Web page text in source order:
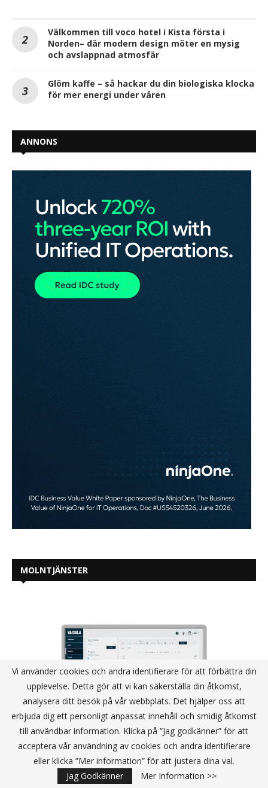
Välkommen till voco hotel i Kista första i
Norden– där modern design möter en mysig
och avslappnad atmosfär
Glöm kaffe – så hackar du din biologiska klocka
för mer energi under våren
ANNONS
MOLNTJÄNSTER
Ny Vaisala-lösning hjälper nu life
Vi använder cookies och andra identifierare för att förbättra din
upplevelse. Detta gör att vi kan säkerställa din åtkomst,
analysera ditt besök på vår webbplats. Det hjälper oss att
erbjuda dig ett personligt anpassat innehåll och smidig åtkomst
till användbar information. Klicka på ”Jag godkänner” för att
acceptera vår användning av cookies och andra identifierare
eller klicka ”Mer information” för att justera dina val.
Jag Godkänner
Mer Information >>